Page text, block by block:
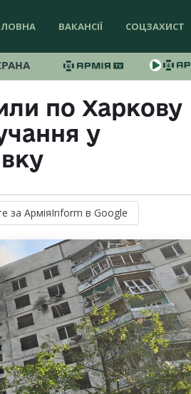
ВАКАНСІЇ СОЦЗАХИСТ
по Харкову
у
за АрміяInform в Google